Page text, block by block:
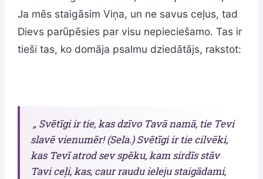
Ja mēs staigāsim Viņa, un ne savus ceļus, tad
Dievs parūpēsies par visu nepieciešamo. Tas ir
tieši tas, ko domāja psalmu dziedātājs, rakstot:
„ Svētīgi ir tie, kas dzīvo Tavā namā, tie Tevi
slavē vienumēr! (Sela.) Svētīgi ir tie cilvēki,
kas Tevī atrod sev spēku, kam sirdīs stāv
Tavi ceļi, kas, caur raudu ieleju staigādami,